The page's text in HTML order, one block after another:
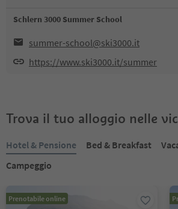
Schlern 3000 Summer School
summer-school@ski3000.it
https://www.ski3000.it/summer
Trova il tuo alloggio nelle
Hotel & Pensione Bed & Breakfast
Campeggio
Prenotabile online